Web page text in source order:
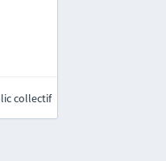
collectif